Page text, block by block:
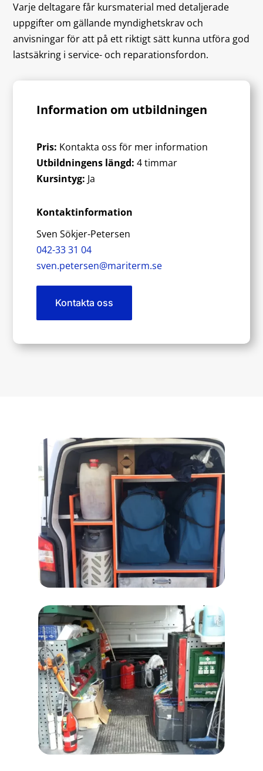
Varje deltagare får kursmaterial med detaljerade
uppgifter om gällande myndighetskrav och
anvisningar för att på ett riktigt sätt kunna utföra god
lastsäkring i service- och reparationsfordon.
Information om utbildningen
Pris: Kontakta oss för mer information
Utbildningens längd:4 timmar
Kursintyg: Ja
Kontaktinformation
Sven Sökjer-Petersen
042-33 31 04
sven.petersen@mariterm.se
Kontakta oss